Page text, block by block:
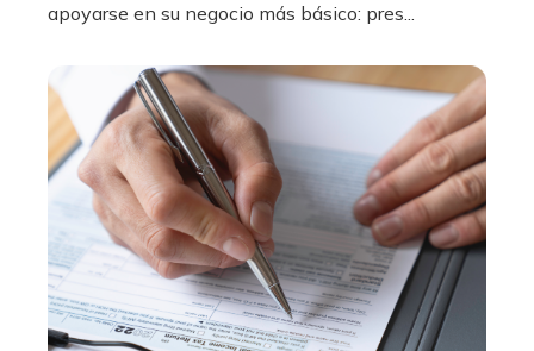
apoyarse en su negocio más básico: pres...